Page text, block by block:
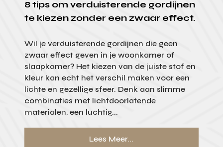
8 tips om verduisterende gordijnen
te kiezen zonder een zwaar effect.
Wil je verduisterende gordijnen die geen
zwaar effect geven in je woonkamer of
slaapkamer? Het kiezen van de juiste stof en
kleur kan echt het verschil maken voor een
lichte en gezellige sfeer. Denk aan slimme
combinaties met lichtdoorlatende
materialen, een luchtig...
Lees Meer...